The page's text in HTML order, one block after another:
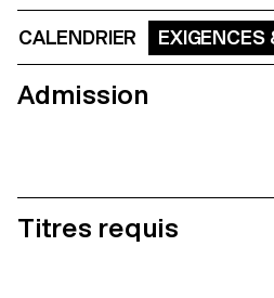
CALENDRIER EXIGENCES
Admission
Titres requis